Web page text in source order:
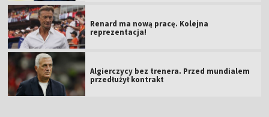
Renard ma nową pracę. Kolejna
reprezentacja!
Algierczycy bez trenera. Przed mundialem
przedłużył kontrakt